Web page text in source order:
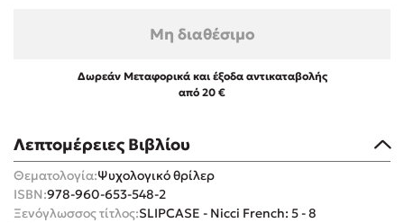
Φυστίκι ΠουΚυλάει
Παύλος Καστανάς
El Sombrero
Λεπτομέρειες Βιβλίου
Θεματολογία:Ψυχολογικό θρίλερ
ISBN:978-960-653-548-2
Ξενόγλωσσος τίτλος:SLIPCASE - Nicci French: 5 - 8
Μη διαθέσιμο
Δωρεάν Μεταφορικά και έξοδα αντικαταβολής
από 20 €